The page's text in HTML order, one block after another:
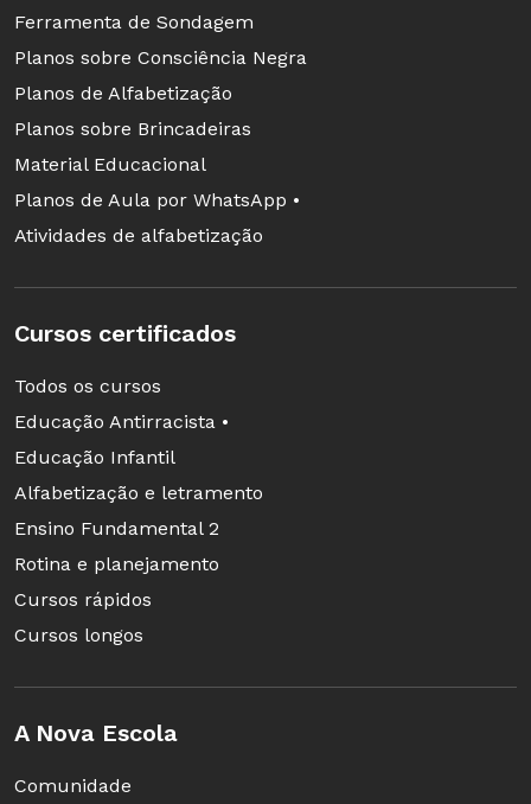
Ferramenta de Sondagem
Planos sobre Consciência Negra
Planos de Alfabetização
Planos sobre Brincadeiras
Material Educacional
Planos de Aula por WhatsApp •
Atividades de alfabetização
Cursos certificados
Todos os cursos
Educação Antirracista •
Educação Infantil
Alfabetização e letramento
Ensino Fundamental 2
Rotina e planejamento
Cursos rápidos
Cursos longos
A Nova Escola
Comunidade